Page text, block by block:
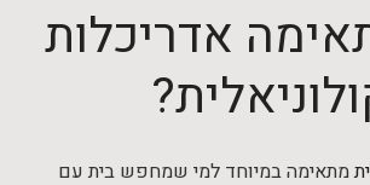
אדריכלות
מתאימה במיוחד למי שמחפש בית עם